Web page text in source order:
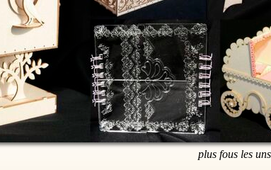
plus fous les